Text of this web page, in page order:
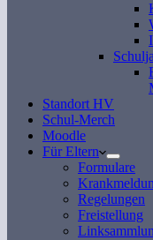
Standort HV
Schul-Merch
Moodle
Für Eltern
Formulare
Regelungen
Freistellung